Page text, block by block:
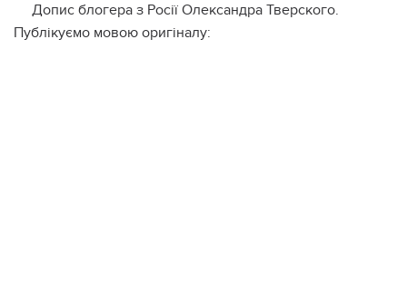
Допис блогера з Росії Олександра Тверского.
Публікуємо мовою оригіналу: